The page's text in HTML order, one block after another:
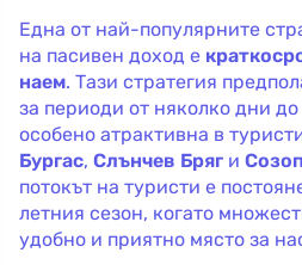
Една от най-популярните
на пасивен доход е
наем. Тази стратегия
за периоди от няколко дни
особено атрактивна в
Бургас, Слънчев Бряг и
потокът на туристи е
летния сезон, когато
удобно и приятно място за